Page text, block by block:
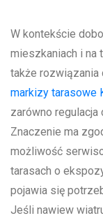
W kontekście
mieszkaniach i na
także rozwiązania
markizy tarasowe
zarówno regulacja
Znaczenie ma
możliwość
tarasach o
pojawia się
Jeśli nawiew